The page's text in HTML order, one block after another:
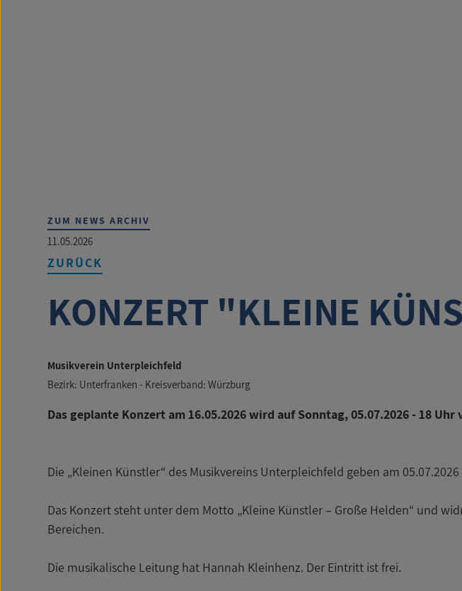
ZUM NEWS ARCHIV
11.05.2026
ZURÜCK
KONZERT "KLEINE
Musikverein Unterpleichfeld
Bezirk: Unterfranken - Kreisverband: Würzburg
Das geplante Konzert am 16.05.2026 wird auf Sonntag, 05.07.2026 - 18 Uhr
Die „Kleinen Künstler“ des Musikvereins Unterpleichfeld geben am
Das Konzert steht unter dem Motto „Kleine Künstler – Große Helden“ und
Bereichen.
Die musikalische Leitung hat Hannah Kleinhenz. Der Eintritt ist frei.